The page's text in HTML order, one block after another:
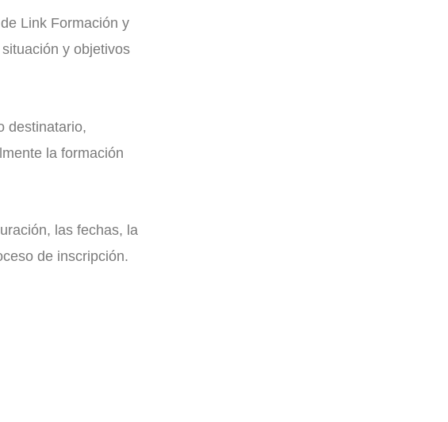
Link Formación y
y objetivos
destinatario,
la formación
las fechas, la
de inscripción.